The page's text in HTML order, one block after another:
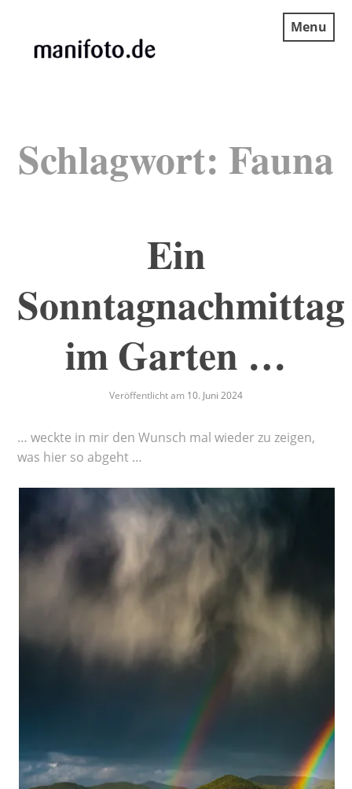
content
Menu
Schlagwort: Fauna
Ein
Sonntagnachmittag
im Garten …
Veröffentlicht am 10. Juni 2024
… weckte in mir den Wunsch mal wieder zu zeigen,
was hier so abgeht …